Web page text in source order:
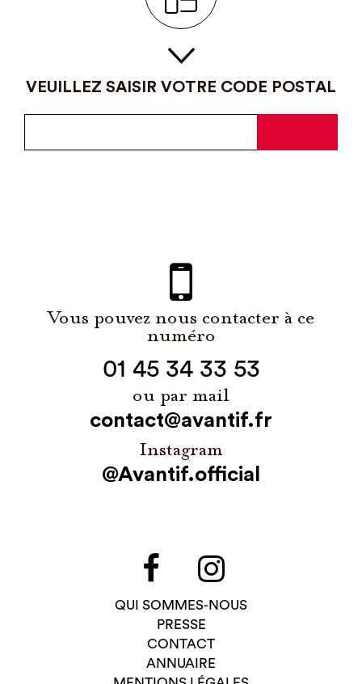
VEUILLEZ SAISIR VOTRE CODE POSTAL
Vous pouvez nous contacter à ce
numéro
01 45 34 33 53
ou par mail
contact@avantif.fr
Instagram
@Avantif.official
QUI SOMMES-NOUS
PRESSE
CONTACT
ANNUAIRE